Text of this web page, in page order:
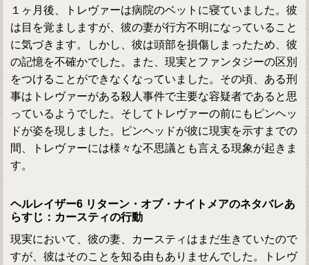
１ヶ月後、トレヴァーは病院のベットに寝ていました。彼
は目を覚ましますが、彼の妻が行方不明になっていること
に気づきます。しかし、彼は頭部を損傷しまったため、彼
の記憶を不確かでした。また、現実とファンタジーの区別
をつけることができなくなっていました。その頃、ある刑
事はトレヴァーがある殺人事件で主要な容疑者であると思
っているようでした。そしてトレヴァーの前にもピンヘッ
ドが姿を現しました。ピンヘッドが彼に現実を示すまでの
間、トレヴァーには様々な不思議とも言える現象が起きま
す。
ヘルレイザー6 リターン・オブ・ナイトメアのネタバレあ
らすじ：カースティの行動
現実において、彼の妻、カースティはまだ生きていたので
すが、彼はそのことを知る由もありませんでした。トレヴ